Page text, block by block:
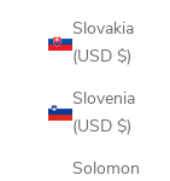
Slovakia
(USD $)
Slovenia
(USD $)
Solomon